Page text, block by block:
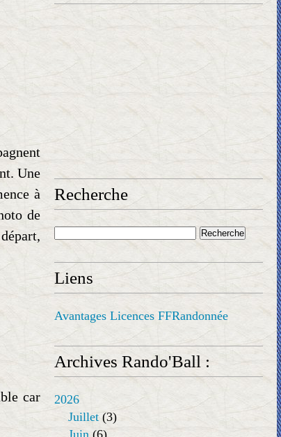
Une
à
de
car
Recherche
Liens
Avantages Licences FFRandonnée
Archives Rando'Ball :
2026
Juillet (3)
Juin (6)